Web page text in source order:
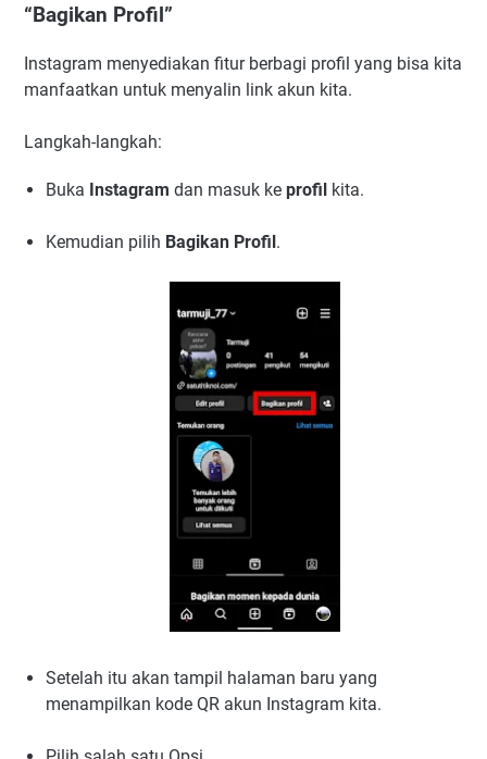
“Bagikan Profil”
Instagram menyediakan fitur berbagi profil yang bisa kita
manfaatkan untuk menyalin link akun kita.
Langkah-langkah:
Buka Instagram dan masuk ke profil kita.
Kemudian pilih Bagikan Profil.
Setelah itu akan tampil halaman baru yang
menampilkan kode QR akun Instagram kita.